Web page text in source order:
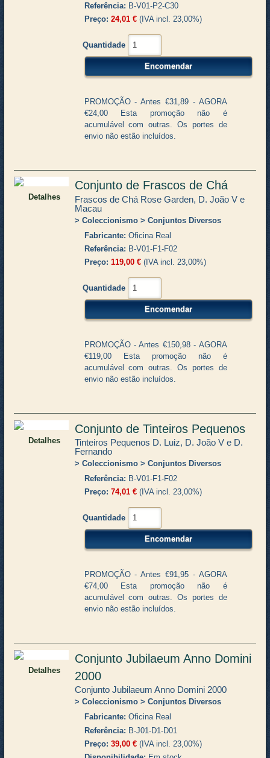
Referência
B-V01-P2-C30
Preço 24,01 €(IVA incl. 23,00%)
Quantidade
PROMOÇÃO - Antes €31,89 - AGORA
€24,00 Esta promoção não é
acumulável com outras. Os portes de
envio não estão incluídos.
Detalhes
Conjunto de Frascos de Chá
Frascos de Chá Rose Garden, D. João V e
Macau
Coleccionismo
Conjuntos Diversos
Fabricante Oficina Real
Referência
B-V01-F1-F02
Preço 119,00 €(IVA incl. 23,00%)
Quantidade
PROMOÇÃO - Antes €150,98 - AGORA
€119,00 Esta promoção não é
acumulável com outras. Os portes de
envio não estão incluídos.
Detalhes
Conjunto de Tinteiros Pequenos
Tinteiros Pequenos D. Luiz, D. João V e D.
Fernando
Coleccionismo
Conjuntos Diversos
Referência
B-V01-F1-F02
Preço 74,01 €(IVA incl. 23,00%)
Quantidade
PROMOÇÃO - Antes €91,95 - AGORA
€74,00 Esta promoção não é
acumulável com outras. Os portes de
envio não estão incluídos.
Detalhes
Conjunto Jubilaeum Anno Domini
2000
Conjunto Jubilaeum Anno Domini 2000
Coleccionismo
Conjuntos Diversos
Fabricante Oficina Real
Referência
B-J01-D1-D01
Preço 39,00 €(IVA incl. 23,00%)